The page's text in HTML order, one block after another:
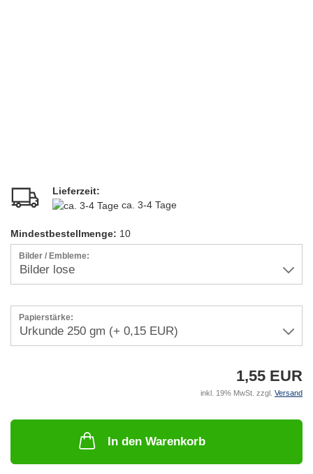
Lieferzeit:
ca. 3-4 Tage
Mindestbestellmenge: 10
Bilder / Embleme:
Papierstärke:
1,55 EUR
inkl. 19% MwSt. zzgl. Versand
In den Warenkorb